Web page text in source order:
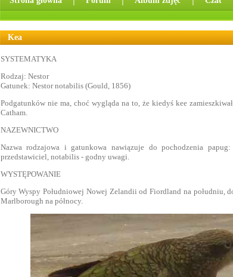
Kea
SYSTEMATYKA
Rodzaj: Nestor
Gatunek: Nestor notabilis (Gould, 1856)
Podgatunków nie ma, choć wygląda na to, że kiedyś kee
Catham.
NAZEWNICTWO
Nazwa rodzajowa i gatunkowa nawiązuje do pochodzenia
przedstawiciel, notabilis - godny uwagi.
WYSTĘPOWANIE
Góry Wyspy Południowej Nowej Zelandii od Fiordland na południu,
Marlborough na północy.